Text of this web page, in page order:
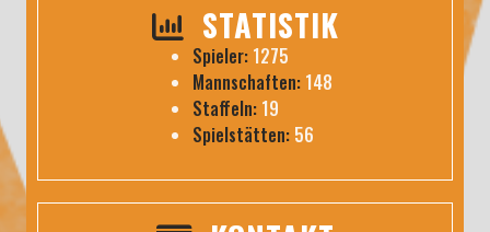
STATISTIK
Spieler: 1275
Mannschaften: 148
Staffeln: 19
Spielstätten: 56